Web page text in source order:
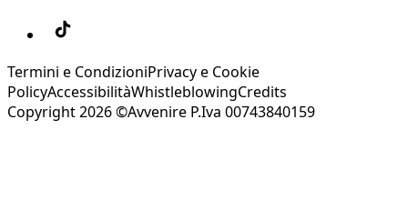
Termini e CondizioniPrivacy e Cookie
PolicyAccessibilitàWhistleblowingCredits
Copyright 2026 ©Avvenire P.Iva 00743840159